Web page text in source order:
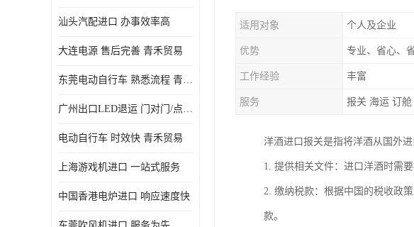
汕头汽配进口 办事效率高
大连电源 售后完善 青禾贸易
东莞电动自行车 熟悉流程 青禾贸易
广州出口LED退运 门对门/点对点
电动自行车 时效快 青禾贸易
上海游戏机进口 一站式服务
中国香港电炉进口 响应速度快
适用对象 个人及企业
优势 专业、省心、
工作经验 丰富
服务 报关 海运 订舱
洋酒进口报关是指将洋酒从国外
1. 提供相关文件：进口洋酒时需
2. 缴纳税款：根据中国的税收政
款。